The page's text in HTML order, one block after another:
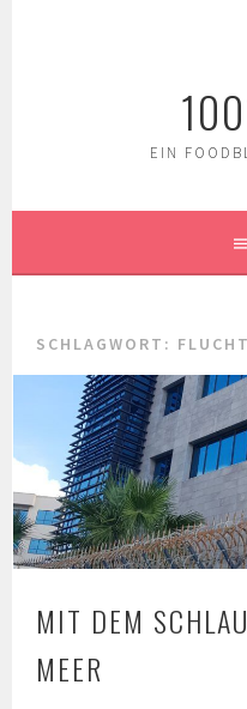
EIN
SCHLAGWORT:
MIT DEM
MEER